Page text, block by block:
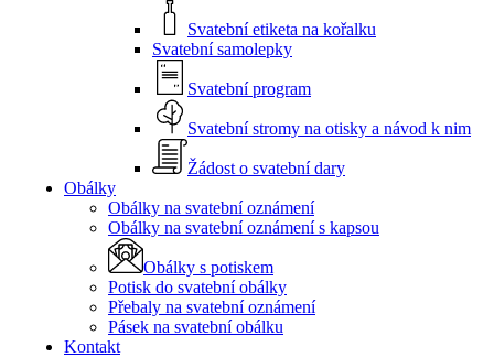
Svatební etiketa na kořalku
Svatební samolepky
Svatební program
Svatební stromy na otisky a návod k nim
Žádost o svatební dary
Obálky
Obálky na svatební oznámení
Obálky na svatební oznámení s kapsou
Obálky s potiskem
Potisk do svatební obálky
Přebaly na svatební oznámení
Pásek na svatební obálku
Kontakt